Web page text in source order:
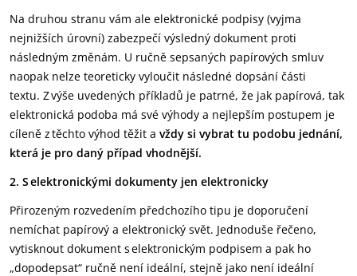
Na druhou stranu vám ale elektronické podpisy (vyjma
nejnižších úrovní) zabezpečí výsledný dokument proti
následným změnám. U ručně sepsaných papírových smluv
naopak nelze teoreticky vyloučit následné dopsání části
textu. Z výše uvedených příkladů je patrné, že jak papírová, tak
elektronická podoba má své výhody a nejlepším postupem je
cíleně z těchto výhod těžit a vždy si vybrat tu podobu jednání,
která je pro daný případ vhodnější.
2. S elektronickými dokumenty jen elektronicky
Přirozeným rozvedením předchozího tipu je doporučení
nemíchat papírový a elektronický svět. Jednoduše řečeno,
vytisknout dokument s elektronickým podpisem a pak ho
„dopodepsat“ ručně není ideální, stejně jako není ideální